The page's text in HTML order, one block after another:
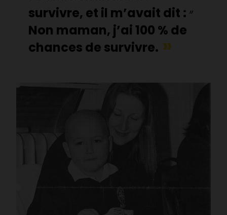
survivre, et il m’avait dit : ״
Non maman, j’ai 100 % de
chances de survivre.